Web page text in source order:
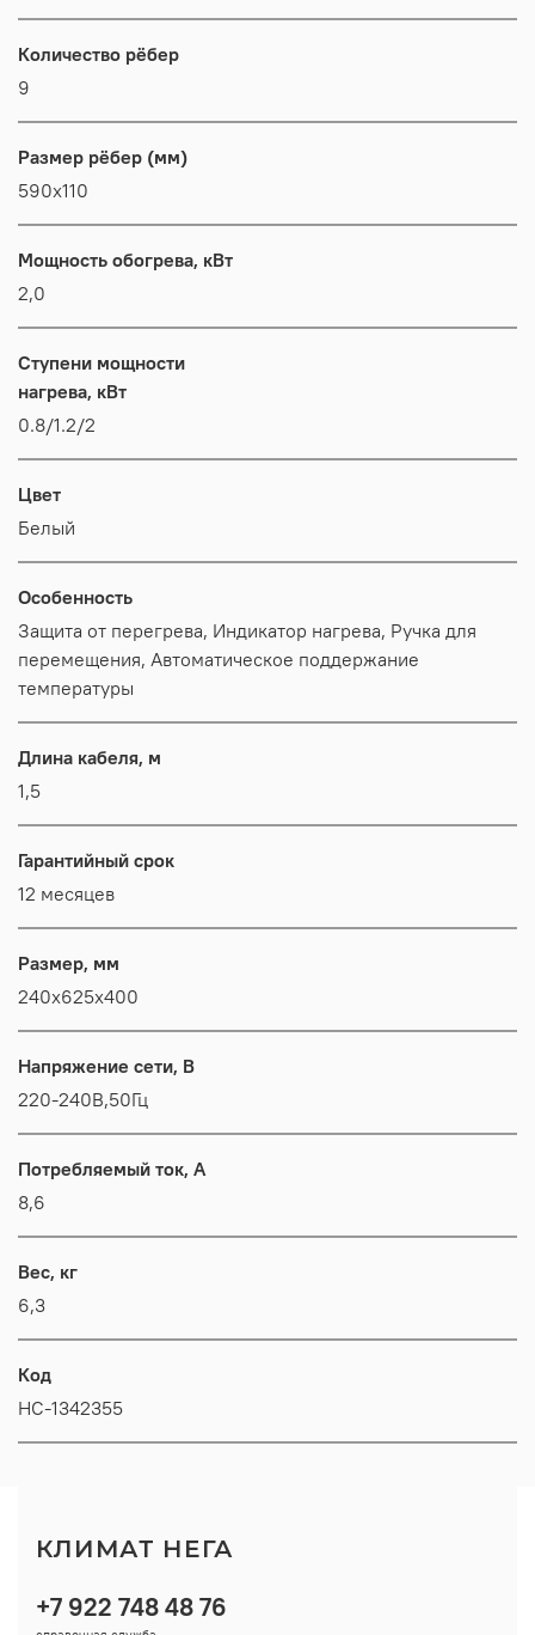
Количество рёбер
9
Размер рёбер (мм)
590x110
Мощность обогрева, кВт
2,0
Ступени мощности
нагрева, кВт
0.8/1.2/2
Цвет
Белый
Особенность
Защита от перегрева, Индикатор нагрева, Ручка для
перемещения, Автоматическое поддержание
температуры
Длина кабеля, м
1,5
Гарантийный срок
12 месяцев
Размер, мм
240x625x400
Напряжение сети, В
220-240В,50Гц
Потребляемый ток, А
8,6
Вес, кг
6,3
Код
НС-1342355
+7 922 748 48 76
КЛИМАТ НЕГА